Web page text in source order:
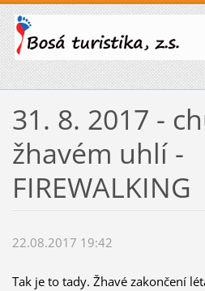
31. 8. 2017 -
žhavém uhlí -
FIREWALKING
22.08.2017 19:42
Tak je to tady. Žhavé zakončení